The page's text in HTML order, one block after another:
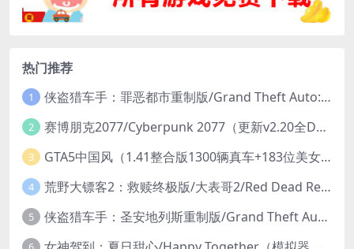
热门推荐
1 侠盗猎车手：罪恶都市重制版/Grand Theft Auto: Vice City – The Definitive Edition
2 赛博朋克2077/Cyberpunk 2077（更新v2.20全DLC）
3 GTA5中国风（1.41整合版1300辆真车+183位美女与英雄+200%存档）
4 荒野大镖客2：救赎终极版/大表哥2/Red Dead Redemption 2: Ultimate Edition（更新v1491.50终极版）
5 侠盗猎车手：圣安地列斯重制版/Grand Theft Auto: San Andreas – The Definitive Edition（更新v1.113.49697469）